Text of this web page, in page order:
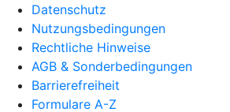
Datenschutz
Nutzungsbedingungen
Rechtliche Hinweise
AGB & Sonderbedingungen
Barrierefreiheit
Formulare A-Z